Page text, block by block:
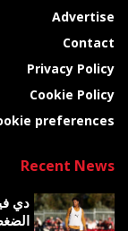
Advertise
Contact
Privacy Policy
Cookie Policy
preferences
Recent News
دي